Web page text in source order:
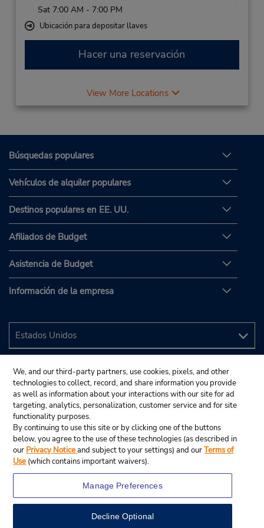
Sat 7:00 AM - 7:00 PM
Ubicación para depositar llaves
Hacer una reservación
View More Locations
Búsquedas populares
Vehículos de alquiler populares
Destinos populares en EE. UU.
Afiliados de Budget
Asistencia de Budget
Información de la empresa
We, and our third-party partners, use cookies, pixels, and other
technologies to collect, record, and share information you provide
as well as information about your interactions with our site for ad
targeting, analytics, personalization, customer service and for site
functionality purposes.
By continuing to use this site or by clicking one of the buttons
below, you agree to the use of these technologies (as described in
our Privacy Noticeand subject to your settings) and ourTerms of
Use (which contains important waivers).
Manage Preferences
Decline Optional